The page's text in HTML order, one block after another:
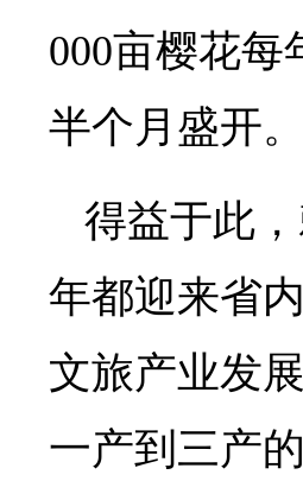
000亩樱花
半个月盛开
得益于此
年都迎来省
文旅产业发
一产到三产